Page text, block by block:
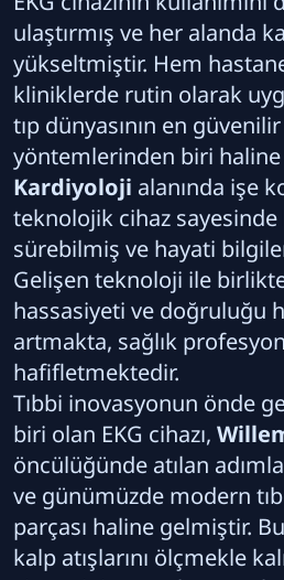
ulaştırmış ve her alanda
yükseltmiştir. Hem
kliniklerde rutin olarak
tıp dünyasının en
yöntemlerinden biri
Kardiyoloji alanında işe
teknolojik cihaz sayesinde
sürebilmiş ve hayati
Gelişen teknoloji ile
hassasiyeti ve doğruluğu
artmakta, sağlık
hafifletmektedir.
Tıbbi inovasyonun önde
biri olan EKG cihazı,
öncülüğünde atılan
ve günümüzde modern
parçası haline gelmiştir.
kalp atışlarını ölçmekle